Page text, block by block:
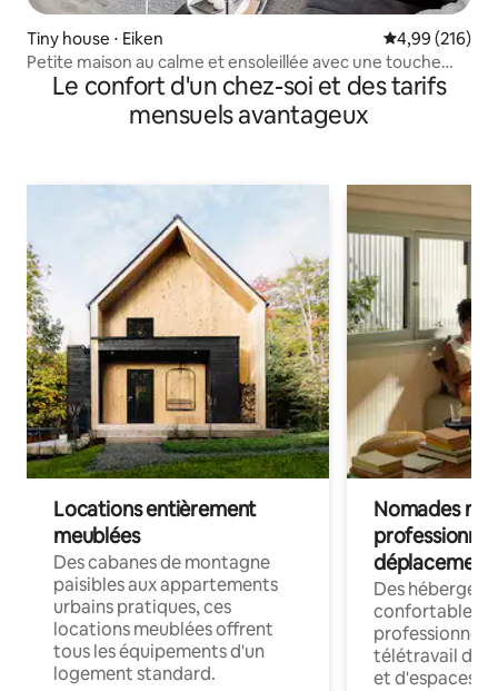
Tiny house ⋅ Eiken Évaluation
4,99 (216)
Petite maison au calme et ensoleillée avec une touche
japonaise
Le confort d'un chez-soi et des tarifs
mensuels avantageux
Locations entièrement
meublées
Des cabanes de montagne
paisibles aux appartements
urbains pratiques, ces
locations meublées offrent
tous les équipements d'un
logement standard.
Nomades
déplacement
Des
confortables
professionnels
télétravail
et d'espaces